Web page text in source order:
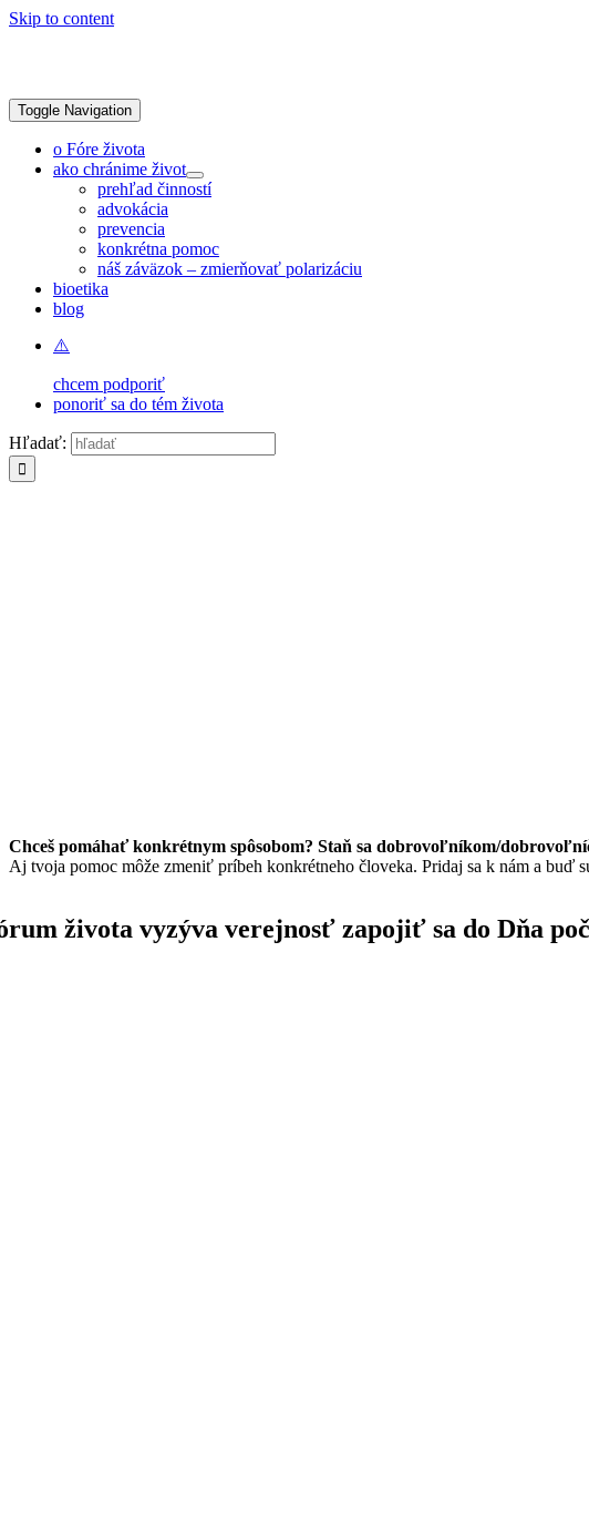
Skip to content
Toggle Navigation
o Fóre života
ako chránime život
prehľad činností
advokácia
prevencia
konkrétna pomoc
náš záväzok – zmierňovať polarizáciu
bioetika
blog
chcem podporiť
ponoriť sa do tém života
Hľadať:
Chceš pomáhať konkrétnym spôsobom? Staň sa dobrovoľníkom/
Aj tvoja pomoc môže zmeniť príbeh konkrétneho človeka. Pridaj sa k nám a buď
života vyzýva verejnosť zapojiť sa do Dňa